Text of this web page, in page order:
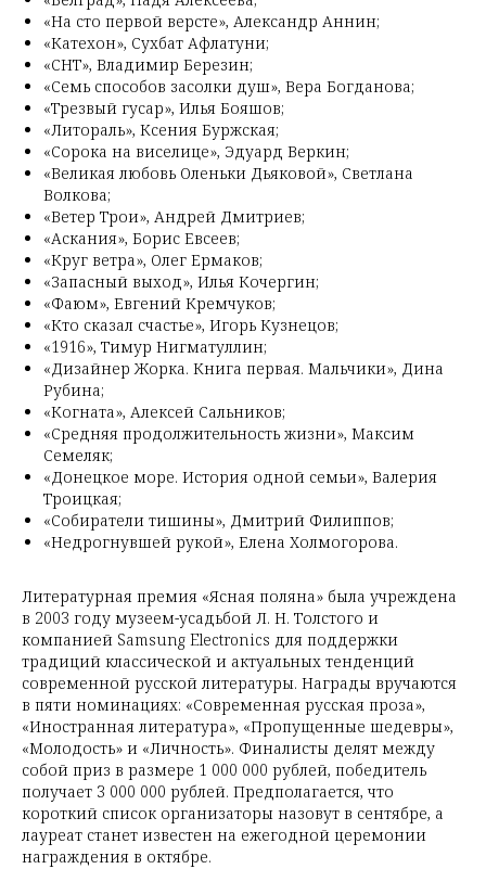
«На сто первой версте», Александр Аннин;
«Катехон», Сухбат Афлатуни;
«СНТ», Владимир Березин;
«Семь способов засолки душ», Вера Богданова;
«Трезвый гусар», Илья Бояшов;
«Литораль», Ксения Буржская;
«Сорока на виселице», Эдуард Веркин;
«Великая любовь Оленьки Дьяковой», Светлана
Волкова;
«Ветер Трои», Андрей Дмитриев;
«Аскания», Борис Евсеев;
«Круг ветра», Олег Ермаков;
«Запасный выход», Илья Кочергин;
«Фаюм», Евгений Кремчуков;
«Кто сказал счастье», Игорь Кузнецов;
«1916», Тимур Нигматуллин;
«Дизайнер Жорка. Книга первая. Мальчики», Дина
Рубина;
«Когната», Алексей Сальников;
«Средняя продолжительность жизни», Максим
Семеляк;
«Донецкое море. История одной семьи», Валерия
Троицкая;
«Собиратели тишины», Дмитрий Филиппов;
«Недрогнувшей рукой», Елена Холмогорова.
Литературная премия «Ясная поляна» была учреждена
в 2003 году музеем-усадьбой Л. Н. Толстого и
компанией Samsung Electronics для поддержки
традиций классической и актуальных тенденций
современной русской литературы. Награды вручаются
в пяти номинациях: «Современная русская проза»,
«Иностранная литература», «Пропущенные шедевры»,
«Молодость» и «Личность». Финалисты делят между
собой приз в размере 1 000 000 рублей, победитель
получает 3 000 000 рублей. Предполагается, что
короткий список организаторы назовут в сентябре, а
лауреат станет известен на ежегодной церемонии
награждения в октябре.